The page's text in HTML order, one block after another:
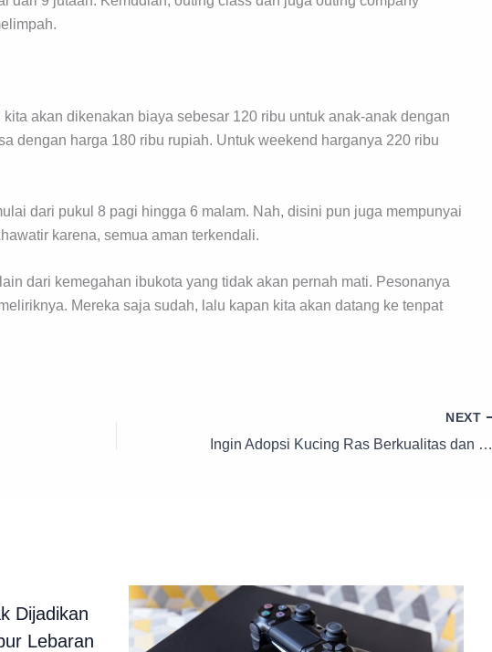
akan dikenakan biaya sebesar 120 ribu untuk anak-anak dengan
dengan harga 180 ribu rupiah. Untuk weekend harganya 220 ribu
dari pukul 8 pagi hingga 6 malam. Nah, disini pun juga mempunyai
karena, semua aman terkendali.
dari kemegahan ibukota yang tidak akan pernah mati. Pesonanya
Mereka saja sudah, lalu kapan kita akan datang ke tenpat
NEXT
Ingin Adopsi Kucing Ras Berkualitas dan Terjangkau? Coba Beberapa Pilihan Catshop di Bekasi Ini
Dijadikan
Lebaran